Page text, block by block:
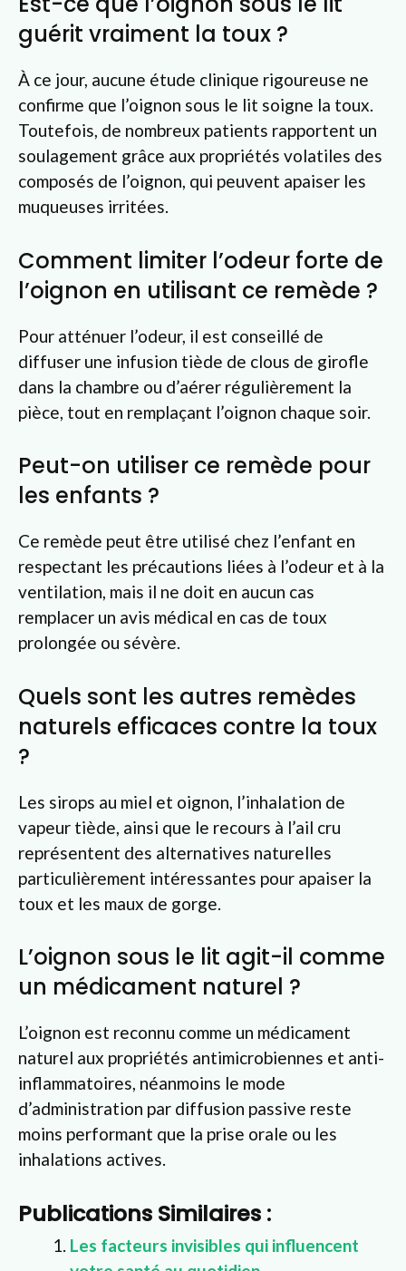
guérit vraiment la toux ?
À ce jour, aucune étude clinique rigoureuse ne
confirme que l’oignon sous le lit soigne la toux.
Toutefois, de nombreux patients rapportent un
soulagement grâce aux propriétés volatiles des
composés de l’oignon, qui peuvent apaiser les
muqueuses irritées.
Comment limiter l’odeur forte de
l’oignon en utilisant ce remède ?
Pour atténuer l’odeur, il est conseillé de
diffuser une infusion tiède de clous de girofle
dans la chambre ou d’aérer régulièrement la
pièce, tout en remplaçant l’oignon chaque soir.
Peut-on utiliser ce remède pour
les enfants ?
Ce remède peut être utilisé chez l’enfant en
respectant les précautions liées à l’odeur et à la
ventilation, mais il ne doit en aucun cas
remplacer un avis médical en cas de toux
prolongée ou sévère.
Quels sont les autres remèdes
naturels efficaces contre la toux
?
Les sirops au miel et oignon, l’inhalation de
vapeur tiède, ainsi que le recours à l’ail cru
représentent des alternatives naturelles
particulièrement intéressantes pour apaiser la
toux et les maux de gorge.
L’oignon sous le lit agit-il comme
un médicament naturel ?
L’oignon est reconnu comme un médicament
naturel aux propriétés antimicrobiennes et anti-
inflammatoires, néanmoins le mode
d’administration par diffusion passive reste
moins performant que la prise orale ou les
inhalations actives.
Publications Similaires :
Les facteurs invisibles qui influencent